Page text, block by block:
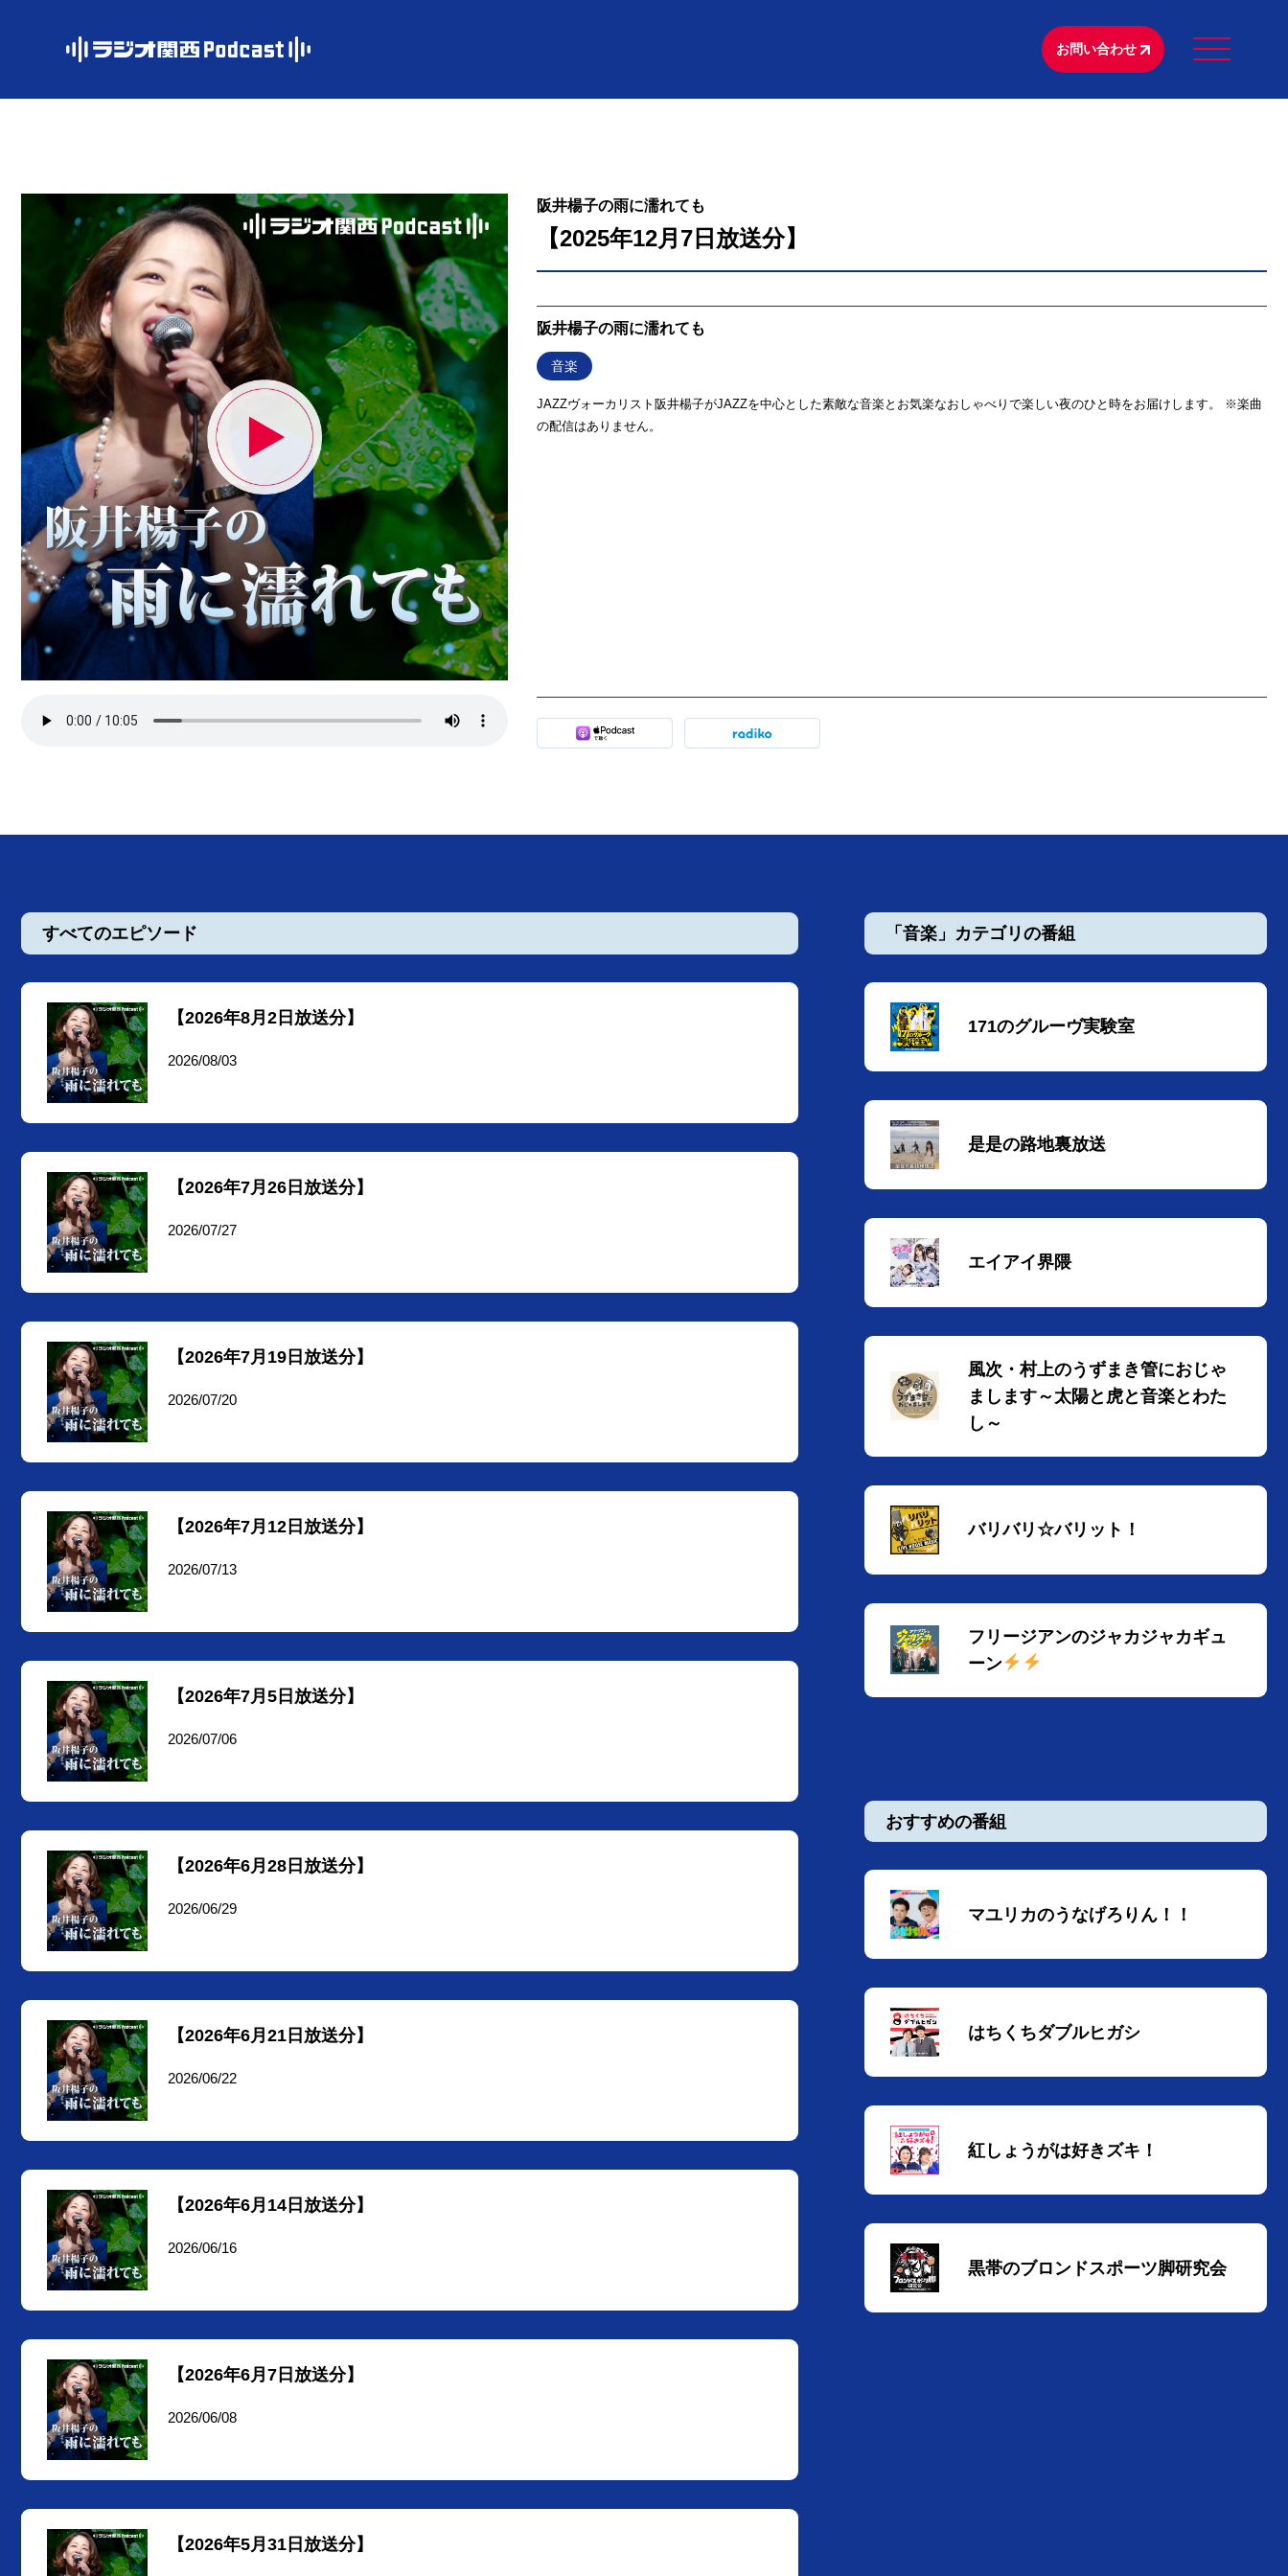
お問い合わせ
阪井楊子の雨に濡れても
【2025年12月7日放送分】
阪井楊子の雨に濡れても
音楽
JAZZヴォーカリスト阪井楊子がJAZZを中心とした素敵な音楽とお気楽なおしゃべりで楽しい夜のひと時をお届けします。 ※楽曲
の配信はありません。
すべてのエピソード
【2026年8月2日放送分】
2026/08/03
【2026年7月26日放送分】
2026/07/27
【2026年7月19日放送分】
2026/07/20
【2026年7月12日放送分】
2026/07/13
【2026年7月5日放送分】
2026/07/06
【2026年6月28日放送分】
2026/06/29
【2026年6月21日放送分】
2026/06/22
【2026年6月14日放送分】
2026/06/16
【2026年6月7日放送分】
2026/06/08
【2026年5月31日放送分】
「音楽」カテゴリの番組
171のグルーヴ実験室
是是の路地裏放送
エイアイ界隈
風次・村上のうずまき管におじゃ
まします～太陽と虎と音楽とわた
し～
バリバリ☆バリット！
フリージアンのジャカジャカギュ
ーン
おすすめの番組
マユリカのうなげろりん！！
はちくちダブルヒガシ
紅しょうがは好きズキ！
黒帯のブロンドスポーツ脚研究会